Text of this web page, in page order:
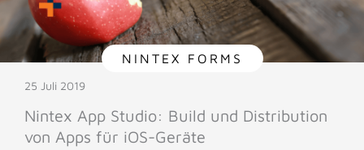
NINTEX FORMS
25 Juli 2019
Nintex App Studio: Build und Distribution
von Apps für iOS-Geräte